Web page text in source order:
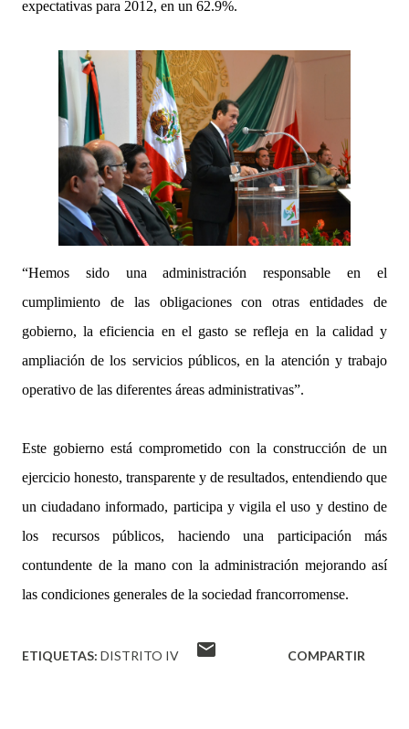
expectativas para 2012, en un 62.9%.
“Hemos sido una administración responsable en el
cumplimiento de las obligaciones con otras entidades de
gobierno, la eficiencia en el gasto se refleja en la calidad y
ampliación de los servicios públicos, en la atención y trabajo
operativo de las diferentes áreas administrativas”.
Este gobierno está comprometido con la construcción de un
ejercicio honesto, transparente y de resultados, entendiendo que
un ciudadano informado, participa y vigila el uso y destino de
los recursos públicos, haciendo una participación más
contundente de la mano con la administración mejorando así
las condiciones generales de la sociedad francorromense.
ETIQUETAS: DISTRITO IV COMPARTIR